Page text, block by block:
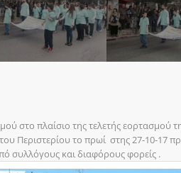
στο πλαίσιο της τελετής εορτασμού
Περιστερίου το πρωί στης 27-10-17
συλλόγους και διαφόρους φορείς .